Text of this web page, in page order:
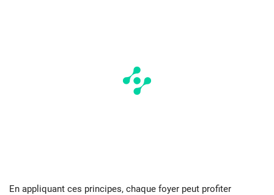
En appliquant ces principes, chaque foyer peut profiter